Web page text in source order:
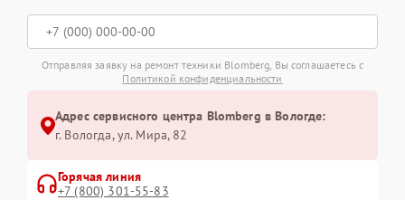
Отправляя заявку на ремонт техники Blomberg, Вы соглашаетесь с
Политикой конфиденциальности
Адрес сервисного центра Blomberg в Вологде:
г. Вологда, ул. Мира, 82
Горячая линия
+7 (800) 301-55-83